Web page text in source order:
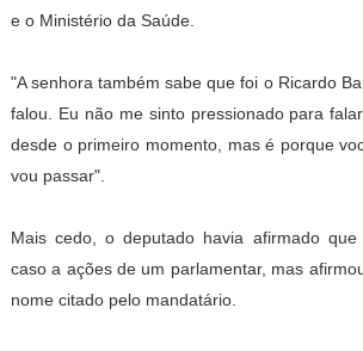
e o Ministério da Saúde.
"A senhora também sabe que foi o Ricardo
falou. Eu não me sinto pressionado para
desde o primeiro momento, mas é porque
vou passar".
Mais cedo, o deputado havia afirmado
caso a ações de um parlamentar, mas
nome citado pelo mandatário.